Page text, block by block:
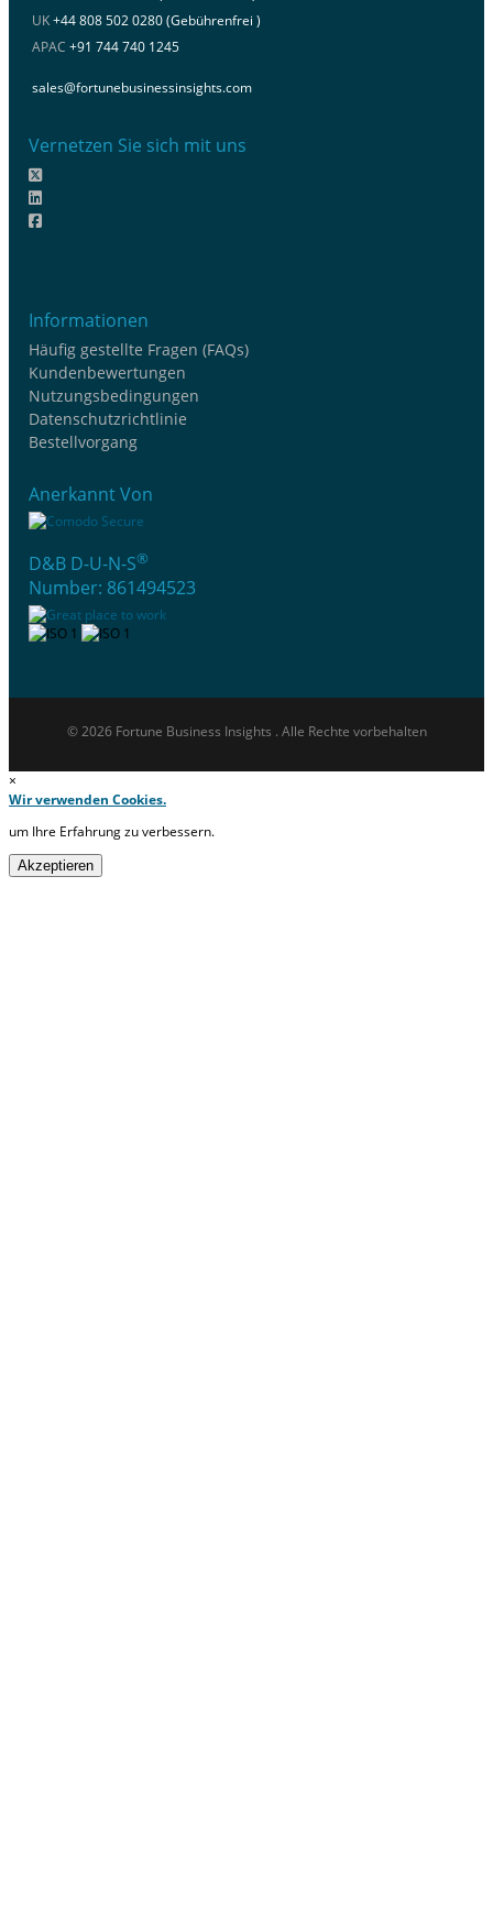
UK+44 808 502 0280 (Gebührenfrei )
APAC +91 744 740 1245
sales@fortunebusinessinsights.com
Vernetzen Sie sich mit uns
Informationen
Häufig gestellte Fragen (FAQs)
Kundenbewertungen
Nutzungsbedingungen
Datenschutzrichtlinie
Bestellvorgang
Anerkannt Von
D&B D-U-N-S®
Number: 861494523
© 2026 Fortune Business Insights . Alle Rechte vorbehalten
×
Wir verwenden Cookies.
um Ihre Erfahrung zu verbessern.
Akzeptieren